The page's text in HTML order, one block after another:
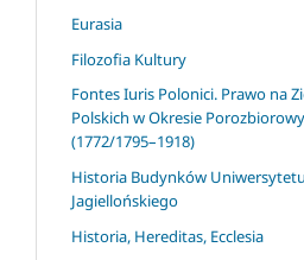
Eurasia
Filozofia Kultury
Fontes Iuris Polonici. Prawo na
Polskich w Okresie
(1772/1795–1918)
Historia Budynków Uniwersytetu
Jagiellońskiego
Historia, Hereditas, Ecclesia